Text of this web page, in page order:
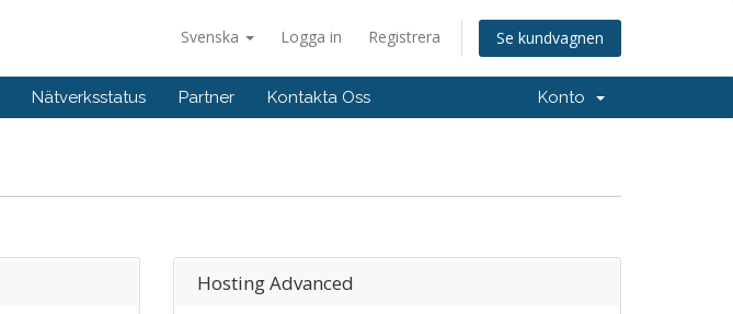
Svenska Logga in Registrera Se kundvagnen
Nätverksstatus Partner Kontakta Oss Konto
Hosting Advanced